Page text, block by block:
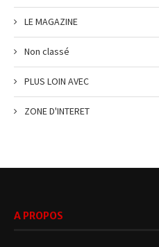
LE MAGAZINE
Non classé
PLUS LOIN AVEC
ZONE D'INTERET
A PROPOS